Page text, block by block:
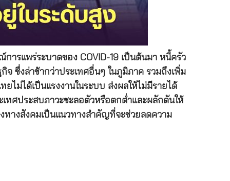
ารแพร่ระบาดของ COVID-19 เป็นต้นมา หนี้ครัว
ซึ่งล่าช้ากว่าประเทศอื่นๆ ในภูมิภาค รวมถึงเพิ่ม
ไม่ได้เป็นแรงงานในระบบ ส่งผลให้ไม่มีรายได้
ทศประสบภาวะชะลอตัวหรือตกต่ำและผลักดันให้
ทางสังคมเป็นแนวทางสำคัญที่จะช่วยลดความ